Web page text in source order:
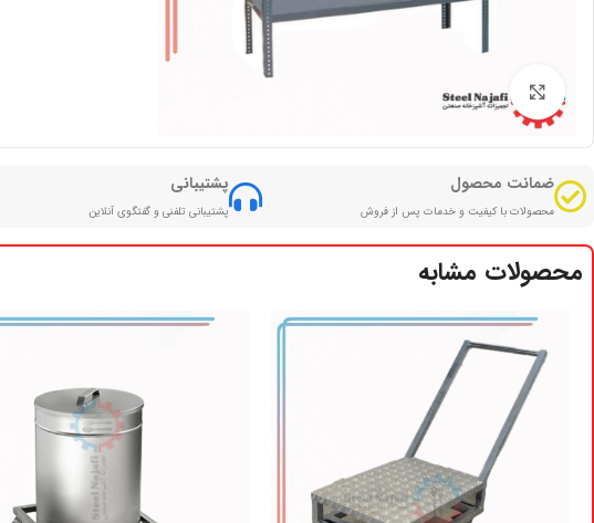
بزرگنمایی تصویر
ضمانت محصول
محصولات با کیفیت و خدمات پس از فروش
پشتیبانی
پشتیبانی تلفنی و گفتگوی آنلاین
محصولات مشابه